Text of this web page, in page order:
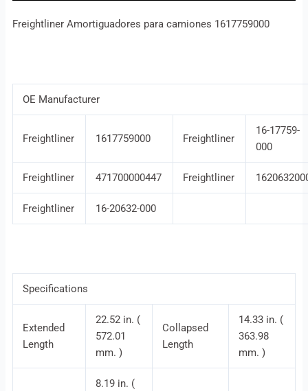
Freightliner Amortiguadores para camiones 1617759000
OE Manufacturer
Freightliner 1617759000 Freightliner
16-17759-
000
Freightliner 471700000447 Freightliner
Freightliner 16-20632-000
Specifications
Extended
Length
22.52 in. (
572.01
mm. )
Collapsed
Length
14.33 in. (
363.98
mm. )
8.19 in. (